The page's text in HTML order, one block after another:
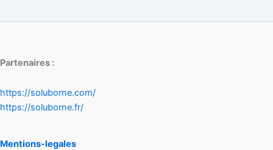
Partenaires :
https://soluborne.com/
https://soluborne.fr/
Mentions-legales